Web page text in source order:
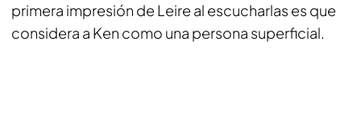
primera impresión de Leire al escucharlas es que
considera a Ken como una persona superficial.